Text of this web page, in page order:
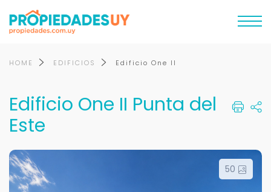
HOME EDIFICIOS Edificio One II
Edificio One II Punta del
Este
50